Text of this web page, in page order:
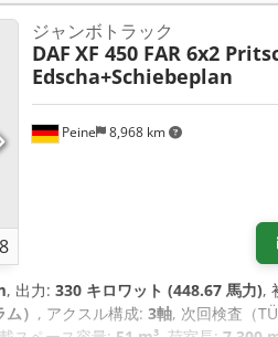
8
Peine 8,968 km
ジャンボトラック
DAF XF 450 FAR 6x2
Edscha+Schiebeplan
, 出力: 330 キロワット (448.67 馬力),
） , アクスル構成: 3軸, 次回検査（